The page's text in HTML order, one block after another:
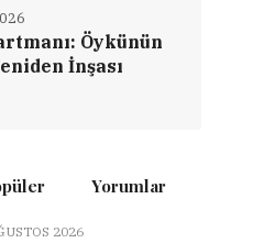
Öykünün
İnşası
Yorumlar
2026